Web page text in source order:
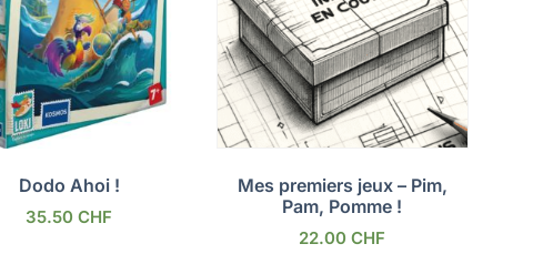
Dodo Ahoi !
35.50CHF
Mes premiers jeux – Pim,
Pam, Pomme !
22.00CHF